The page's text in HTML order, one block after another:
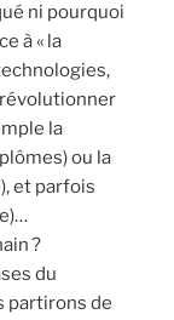
ni pourquoi
à « la
révolutionner
la
ou la
et parfois
?
du
partirons de